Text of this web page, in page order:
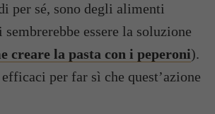
per sé, sono degli alimenti
essere la soluzione
creare la pasta con i peperoni).
per far sì che quest’azione